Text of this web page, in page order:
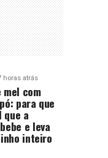
horas atrás
com
para que
que a
e leva
inteiro